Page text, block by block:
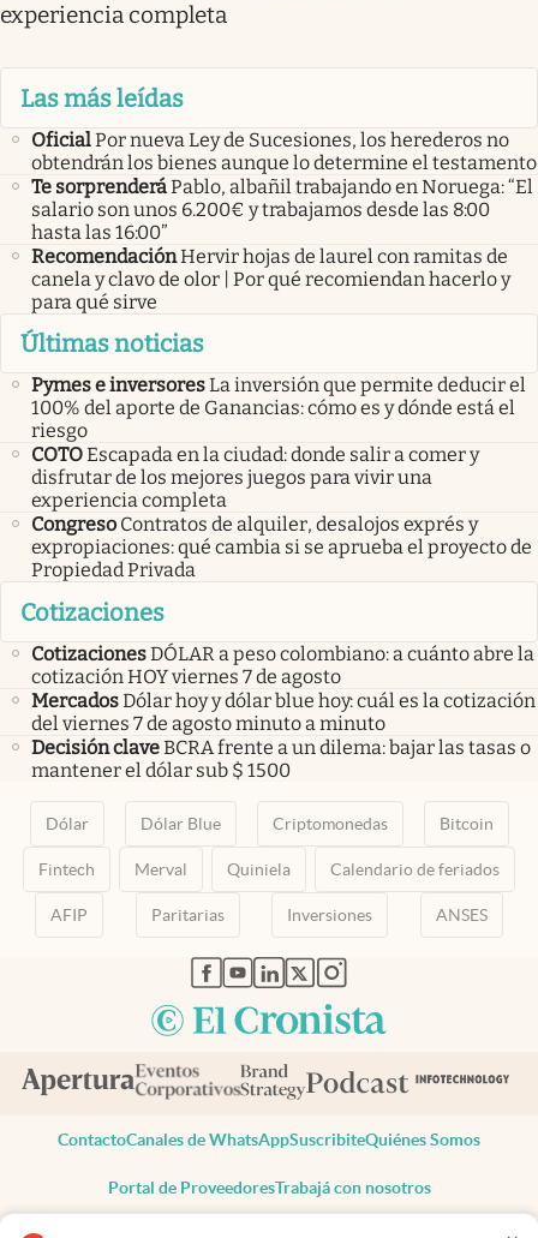
experiencia completa
Las más leídas
OficialPor nueva Ley de Sucesiones, los herederos no
obtendrán los bienes aunque lo determine el testamento
Te sorprenderáPablo, albañil trabajando en Noruega: “El
salario son unos 6.200€ y trabajamos desde las 8:00
hasta las 16:00”
RecomendaciónHervir hojas de laurel con ramitas de
canela y clavo de olor | Por qué recomiendan hacerlo y
para qué sirve
Últimas noticias
Pymes e inversoresLa inversión que permite deducir el
100% del aporte de Ganancias: cómo es y dónde está el
riesgo
COTOEscapada en la ciudad: donde salir a comer y
disfrutar de los mejores juegos para vivir una
experiencia completa
Congreso Contratos de alquiler, desalojos exprés y
expropiaciones: qué cambia si se aprueba el proyecto de
Propiedad Privada
Cotizaciones
CotizacionesDÓLAR a peso colombiano: a cuánto abre la
cotización HOY viernes 7 de agosto
MercadosDólar hoy y dólar blue hoy: cuál es la cotización
del viernes 7 de agosto minuto a minuto
Decisión claveBCRA frente a un dilema: bajar las tasas o
mantener el dólar sub $ 1500
Dólar Dólar Blue Criptomonedas Bitcoin
Fintech Merval Quiniela Calendario de feriados
AFIP Paritarias Inversiones ANSES
abre en nueva pestaña
abre en nueva pestaña
abre en nueva pestaña
abre en nueva pestaña
abre en nueva pestaña
ContactoCanales de WhatsAppSuscribiteQuiénes Somos
Portal de ProveedoresTrabajá con nosotros